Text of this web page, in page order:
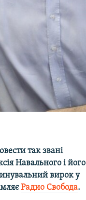
так звані
Навального і його
вирок у
Радио Свобода.